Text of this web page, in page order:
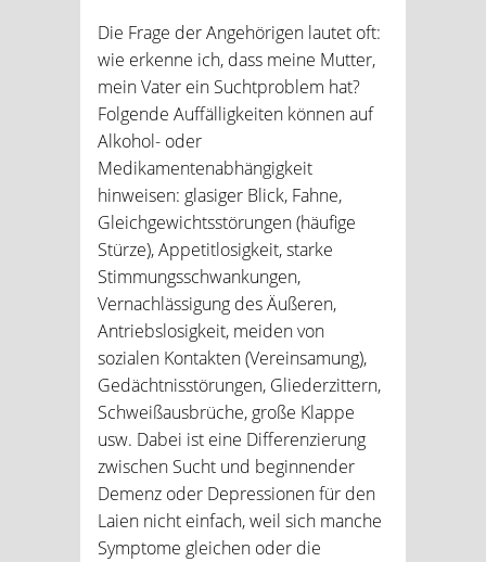
Die Frage der Angehörigen lautet oft:
wie erkenne ich, dass meine Mutter,
mein Vater ein Suchtproblem hat?
Folgende Auffälligkeiten können auf
Alkohol- oder
Medikamentenabhängigkeit
hinweisen: glasiger Blick, Fahne,
Gleichgewichtsstörungen (häufige
Stürze), Appetitlosigkeit, starke
Stimmungsschwankungen,
Vernachlässigung des Äußeren,
Antriebslosigkeit, meiden von
sozialen Kontakten (Vereinsamung),
Gedächtnisstörungen, Gliederzittern,
Schweißausbrüche, große Klappe
usw. Dabei ist eine Differenzierung
zwischen Sucht und beginnender
Demenz oder Depressionen für den
Laien nicht einfach, weil sich manche
Symptome gleichen oder die